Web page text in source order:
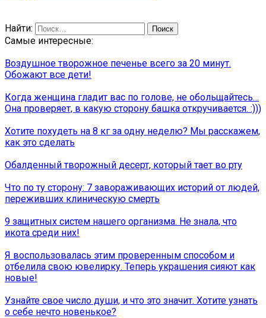
Найти:
Самые интересные:
Воздушное творожное печенье всего за 20 минут.
Обожают все дети!
Когда женщина гладит вас по голове, не обольщайтесь…
Она проверяет, в какую сторону башка откручивается. :)))
Хотите похудеть на 8 кг за одну неделю? Мы расскажем,
как это сделать
Обалденный творожный десерт, который тает во рту
Что по ту сторону: 7 завораживающих историй от людей,
переживших клиническую смeрть
9 защитных систем нашего организма. Не знала, что
икота среди них!
Я воспользовалась этим проверенным способом и
отбелила свою ювелирку. Теперь украшения сияют как
новые!
Узнайте свое число души, и что это значит. Хотите узнать
о себе нечто новенькое?